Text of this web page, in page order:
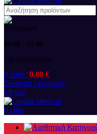
09:00 - 17:00
+30 2394 071684
0 είδη / 0.00 €
Σύνδεση / εγγραφή
Μενού
0 είδη